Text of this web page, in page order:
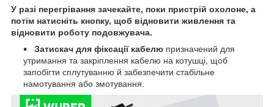
У разі перегрівання зачекайте, поки пристрій охолоне, а
потім натисніть кнопку, щоб відновити живлення та
відновити роботу подовжувача.
Затискач для фіксації кабелю призначений для
утримання та закріплення кабелю на котушці, щоб
запобігти сплутуванню й забезпечити стабільне
намотування або змотування.